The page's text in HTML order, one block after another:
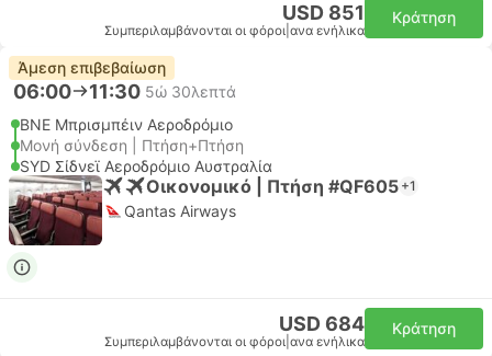
USD 851
Συμπεριλαμβάνονται οι φόροι ανα ενήλικα
Κράτηση
Άμεση επιβεβαίωση
06:00 11:30 5ώ 30λεπτά
BNE Μπρισμπέιν Αεροδρόμιο
Μονή σύνδεση | Πτήση+Πτήση
SYD Σίδνεϊ Αεροδρόμιο Αυστραλία
Οικονομικό | Πτήση #QF605 +1
Qantas Airways
USD 684
Συμπεριλαμβάνονται οι φόροι ανα ενήλικα
Κράτηση